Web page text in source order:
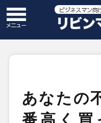
あなたの